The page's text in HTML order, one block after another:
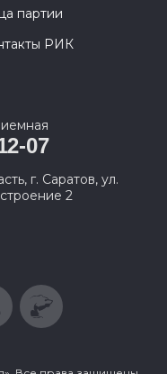
партии
РИК
07
г. Саратов, ул.
2